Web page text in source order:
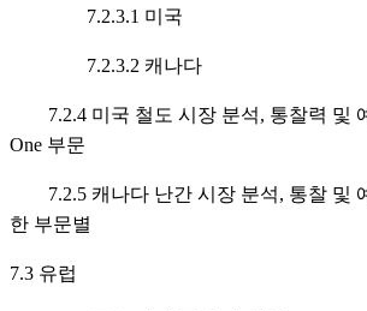
7.2.3.1 미국
7.2.3.2 캐나다
7.2.4 미국 철도 시장 분석, 통찰력 및
One 부문
7.2.5 캐나다 난간 시장 분석, 통찰 및
한 부문별
7.3 유럽